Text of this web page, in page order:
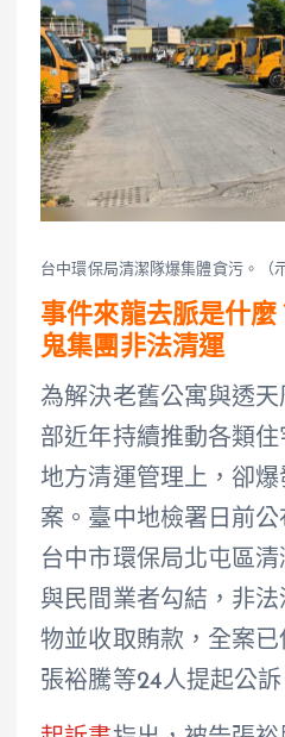
台中環保局清潔隊爆集體貪污。（
事件來龍去脈是什麼
鬼集團非法清運
為解決老舊公寓與透
部近年持續推動各類
地方清運管理上，卻
案。臺中地檢署日前
台中市環保局北屯區
與民間業者勾結，非
物並收取賄款，全案
張裕騰等24人提起公訴